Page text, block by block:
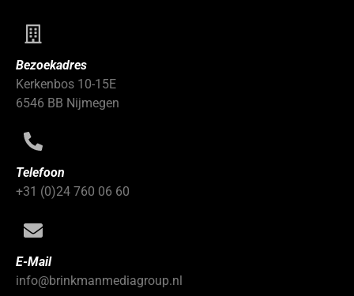
Bezoekadres
Kerkenbos 10-15E
6546 BB Nijmegen
Telefoon
+31 (0)24 760 06 60
E-Mail
info@brinkmanmediagroup.nl